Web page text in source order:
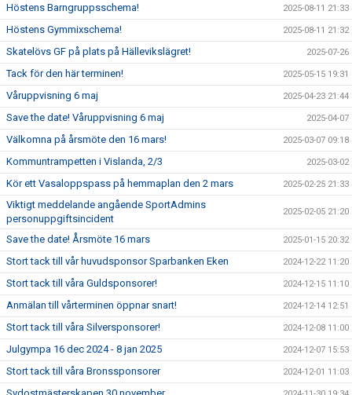
Höstens Barngruppsschema! 2025-08-11 21:33
Höstens Gymmixschema! 2025-08-11 21:32
Skatelövs GF på plats på Hällevikslägret! 2025-07-26
Tack för den här terminen! 2025-05-15 19:31
Våruppvisning 6 maj 2025-04-23 21:44
Save the date! Våruppvisning 6 maj 2025-04-07
Välkomna på årsmöte den 16 mars! 2025-03-07 09:18
Kommuntrampetten i Vislanda, 2/3 2025-03-02
Kör ett Vasaloppspass på hemmaplan den 2 mars 2025-02-25 21:33
Viktigt meddelande angående SportAdmins
personuppgiftsincident
2025-02-05 21:20
Save the date! Årsmöte 16 mars 2025-01-15 20:32
Stort tack till vår huvudsponsor Sparbanken Eken 2024-12-22 11:20
Stort tack till våra Guldsponsorer! 2024-12-15 11:10
Anmälan till vårterminen öppnar snart! 2024-12-14 12:51
Stort tack till våra Silversponsorer! 2024-12-08 11:00
Julgympa 16 dec 2024 - 8 jan 2025 2024-12-07 15:53
Stort tack till våra Bronssponsorer 2024-12-01 11:03